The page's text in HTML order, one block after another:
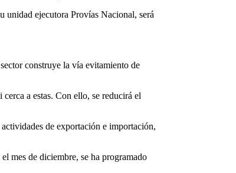
unidad ejecutora Provías Nacional, será
construye la vía evitamiento de
a estas. Con ello, se reducirá el
de exportación e importación,
mes de diciembre, se ha programado